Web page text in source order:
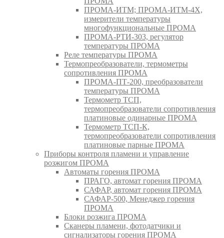
ПРОМА-ИТМ; ПРОМА-ИТМ-4Х,
измерители температуры
многофункциональные ПРОМА
ПРОМА-РТИ-303, регулятор
температуры ПРОМА
Реле температуры ПРОМА
Термопреобразователи, термометры
сопротивления ПРОМА
ПРОМА-ПТ-200, преобразователи
температуры ПРОМА
Термометр ТСП,
термопреобразователи сопротивления
платиновые одинарные ПРОМА
Термометр ТСП-К,
термопреобразователи сопротивления
платиновые парные ПРОМА
Приборы контроля пламени и управление
розжигом ПРОМА
Автоматы горения ПРОМА
ПРАГО, автомат горения ПРОМА
САФАР, автомат горения ПРОМА
САФАР-500, Менеджер горения
ПРОМА
Блоки розжига ПРОМА
Сканеры пламени, фотодатчики и
сигнализаторы горения ПРОМА